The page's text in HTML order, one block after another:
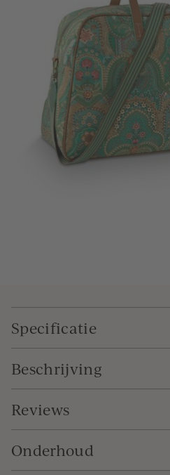
Specificatie
Beschrijving
Reviews
Onderhoud